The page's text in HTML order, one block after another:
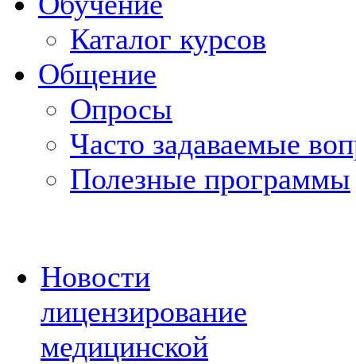
Каталог курсов
Общение
Опросы
Часто задаваемые
Полезные программы
Новости
лицензирование
медицинской